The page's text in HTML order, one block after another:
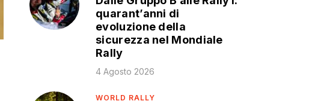
quarant’anni di
evoluzione della
sicurezza nel Mondiale
Rally
4 Agosto 2026
WORLD RALLY